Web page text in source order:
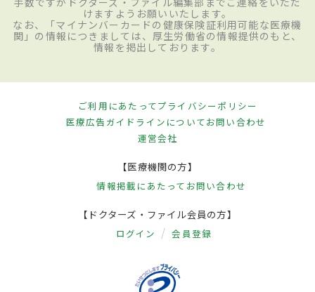
けますようお願いいたします。
なお、「マイナンバーカードの健康保険証利用可能な医療機
関」の情報につきましては、厚生労働省の情報提供のもと、
情報を掲出しております。
ご利用にあたってプライバシーポリシー
医療広告ガイドラインについてお問い合わせ
運営会社
【医療機関の方】
情報掲載にあたって お問い合わせ
【ドクターズ・ファイル会員の方】
ログイン 会員登録